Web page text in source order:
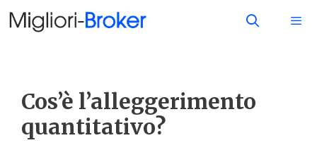
Cos’è l’alleggerimento
quantitativo?